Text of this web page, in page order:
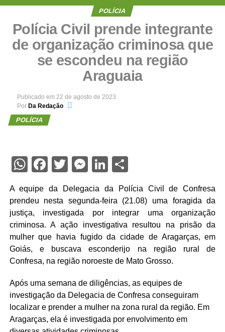
POLÍCIA
Polícia Civil prende integrante
de organização criminosa que
se escondeu na região
Araguaia
Publicado em 22 de agosto de 2023
Por Da Redação
POLÍCIA
WhatsApp
Facebook
Twitter
Messenger
LinkedIn
Share
A equipe da Delegacia da Polícia Civil de Confresa
prendeu nesta segunda-feira (21.08) uma foragida da
justiça, investigada por integrar uma organização
criminosa. A ação investigativa resultou na prisão da
mulher que havia fugido da cidade de Aragarças, em
Goiás, e buscava esconderijo na região rural de
Confresa, na região noroeste de Mato Grosso.
Após uma semana de diligências, as equipes de
investigação da Delegacia de Confresa conseguiram
localizar e prender a mulher na zona rural da região. Em
Aragarças, ela é investigada por envolvimento em